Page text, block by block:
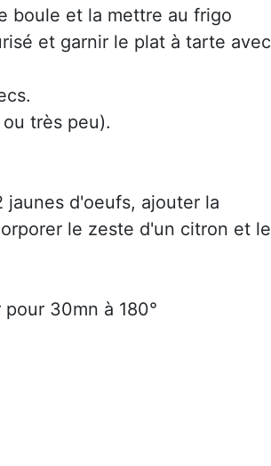
boule et la mettre au frigo
et garnir le plat à tarte avec
très peu).
jaunes d'oeufs, ajouter la
le zeste d'un citron et le
30mn à 180°